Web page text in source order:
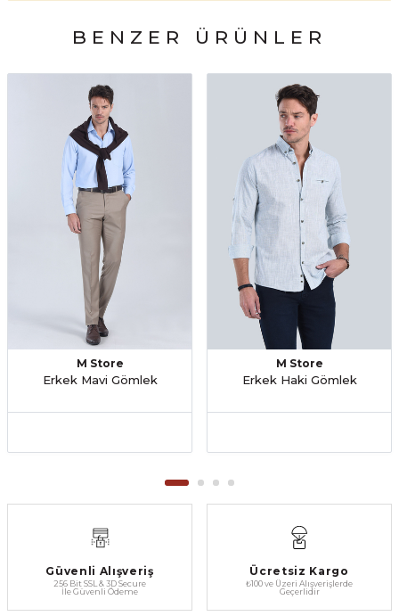
BENZER ÜRÜNLER
M Store
Erkek Mavi Gömlek
M Store
Erkek Haki Gömlek
Güvenli Alışveriş
256 Bit SSL & 3D Secure
İle Güvenli Ödeme
Ücretsiz Kargo
₺100 ve Üzeri Alışverişlerde
Geçerlidir